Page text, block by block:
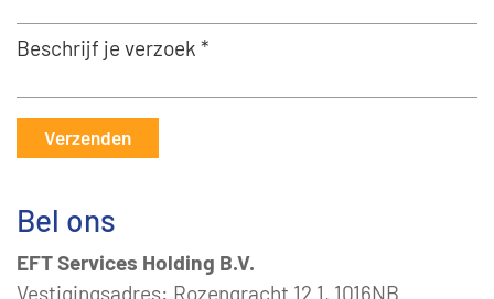
Beschrijf je verzoek *
Verzenden
Bel ons
EFT Services Holding B.V.
Vestigingsadres: Rozengracht 12 1, 1016NB